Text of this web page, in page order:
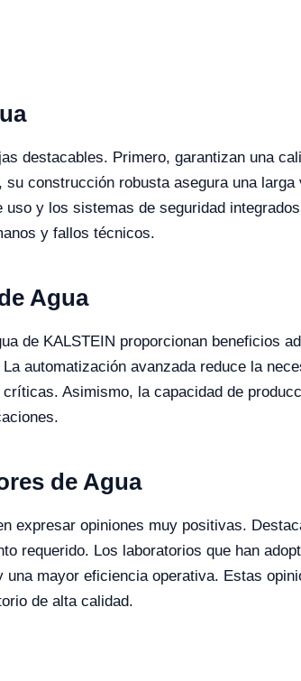
destacables. Primero, garantizan una
construcción robusta asegura una
y los sistemas de seguridad
y fallos técnicos​​.
Agua
de KALSTEIN proporcionan beneficios
automatización avanzada reduce la
Asimismo, la capacidad de
de Agua
expresar opiniones muy positivas.
requerido. Los laboratorios que han
mayor eficiencia operativa. Estas
de alta calidad​​​​.